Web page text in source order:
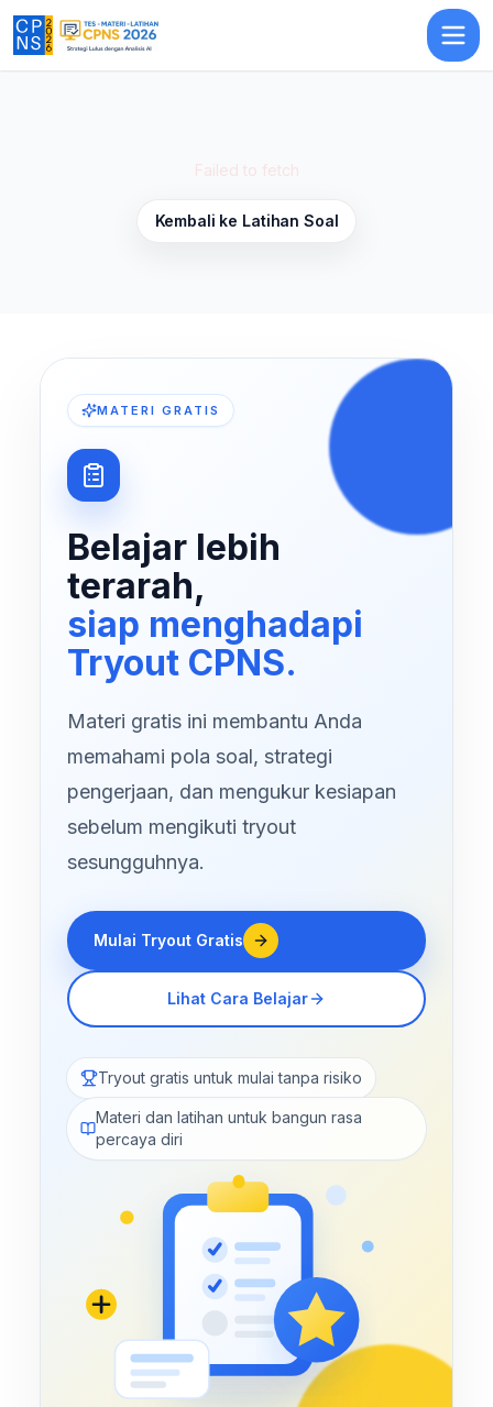
Kembali ke Latihan Soal
MATERI GRATIS
Belajar lebih
terarah,
siap menghadapi
Tryout CPNS.
Materi gratis ini membantu Anda
memahami pola soal, strategi
pengerjaan, dan mengukur kesiapan
sebelum mengikuti tryout
sesungguhnya.
Mulai Tryout Gratis
Lihat Cara Belajar
Tryout gratis untuk mulai tanpa risiko
Materi dan latihan untuk bangun rasa
percaya diri